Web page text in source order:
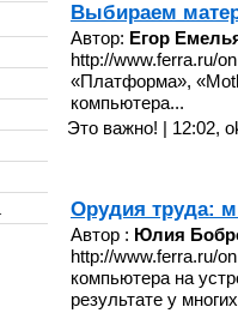
Выбираем
Автор: Егор
http://www.ferra.ru/
«Платформа»,
компьютера...
Это важно! | 12:02,
Орудия труда:
Автор : Юлия
http://www.ferra.ru/
компьютера на
результате у